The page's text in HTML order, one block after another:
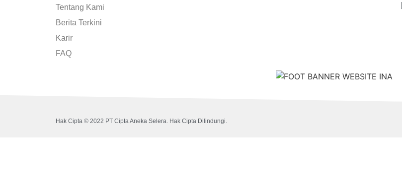
Tentang Kami
Berita Terkini
Karir
FAQ
Hak Cipta © 2022 PT Cipta Aneka Selera. Hak Cipta Dilindungi.